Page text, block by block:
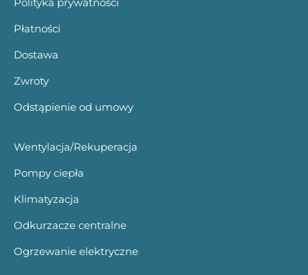
Płatności
Dostawa
Zwroty
Odstąpienie od umowy
Wentylacja/Rekuperacja
Pompy ciepła
Klimatyzacja
Odkurzacze centralne
Ogrzewanie elektryczne